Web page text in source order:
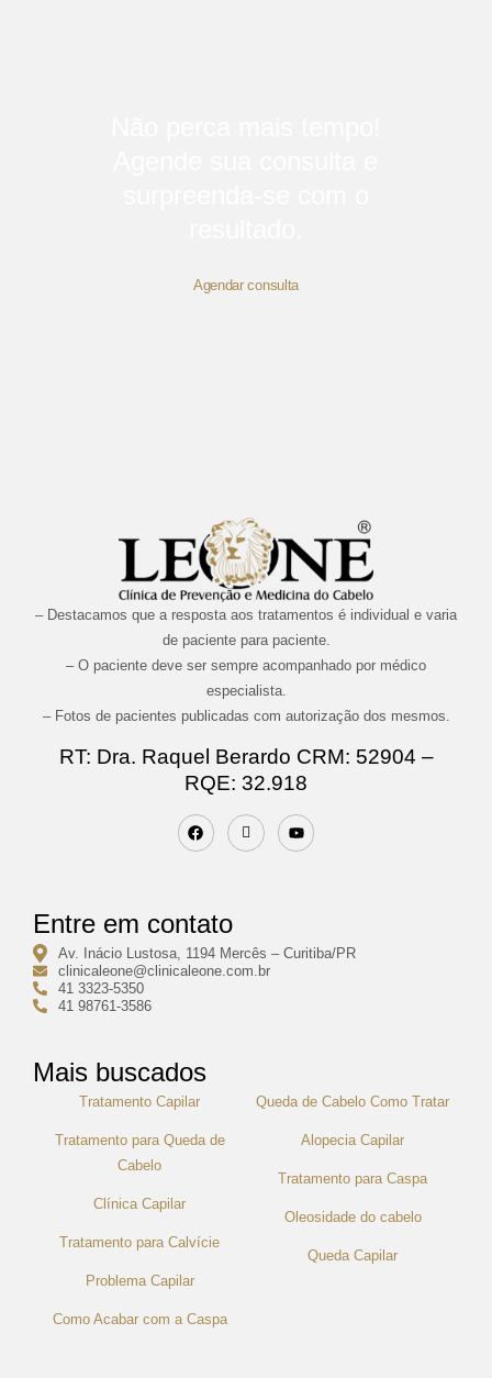
Agendar consulta
– Destacamos que a resposta aos tratamentos é individual e varia
de paciente para paciente.
– O paciente deve ser sempre acompanhado por médico
especialista.
– Fotos de pacientes publicadas com autorização dos mesmos.
RT: Dra. Raquel Berardo CRM: 52904 –
RQE: 32.918
Entre em contato
Av. Inácio Lustosa, 1194 Mercês – Curitiba/PR
clinicaleone@clinicaleone.com.br
41 3323-5350
41 98761-3586
Mais buscados
Tratamento Capilar
Tratamento para Queda de
Cabelo
Clínica Capilar
Tratamento para Calvície
Problema Capilar
Como Acabar com a Caspa
Queda de Cabelo Como Tratar
Alopecia Capilar
Tratamento para Caspa
Oleosidade do cabelo
Queda Capilar